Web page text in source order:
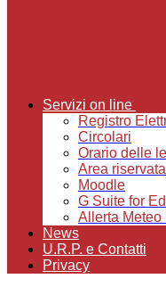
Servizi on line
Registro
Circolari
Orario delle
Area riservata
Moodle
G Suite for
Allerta Meteo
News
U.R.P. e Contatti
Privacy